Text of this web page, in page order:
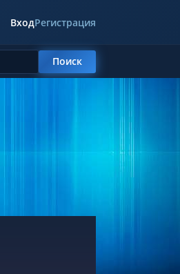
ВходРегистрация
Поиск